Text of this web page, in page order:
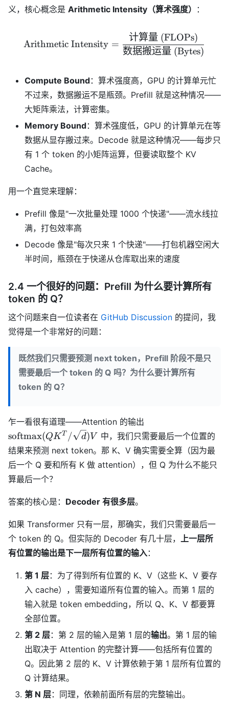
义，核心概念是 Arithmetic Intensity（算术强度） ：
\text{Arithmetic
Arithmetic Intensity =
数据搬运量 (Bytes)
计算量 (FLOPs)
Compute Bound：算术强度高，GPU 的计算单元忙
不过来，数据搬运不是瓶颈。Prefill 就是这种情况——
大矩阵乘法，计算密集。
Memory Bound：算术强度低，GPU 的计算单元在等
数据从显存搬过来。Decode 就是这种情况——每步只
有 1 个 token 的小矩阵运算，但要读取整个 KV
Cache。
用一个直觉来理解：
Prefill 像是"一次批量处理 1000 个快递"——流水线拉
满，打包效率高
Decode 像是"每次只来 1 个快递"——打包机器空闲大
半时间，瓶颈在于快递从仓库取出来的速度
2.4 一个很好的问题：Prefill 为什么要计算所有
token 的 Q？
这个问题来自一位读者在 GitHub Discussion 的提问，我
觉得是一个非常好的问题：
既然我们只需要预测 next token，Prefill 阶段不是只
需要最后一个 token 的 Q 吗？为什么要计算所有
token 的 Q？
乍一看很有道理——Attention 的输出
(QK^T /
\sqrt{d})V
softmax(QKT / d)V 中，我们只需要最后一个位置的
结果来预测 next token。那 K、V 确实需要全算（因为最
后一个 Q 要和所有 K 做 attention），但 Q 为什么不能只
算最后一个？
答案的核心是： Decoder 有很多层。
如果 Transformer 只有一层，那确实，我们只需要最后一
个 token 的 Q。但实际的 Decoder 有几十层，
上一层所
有位置的输出是下一层所有位置的输入：
第 1 层：为了得到所有位置的 K、V（这些 K、V 要存
入 cache），需要知道所有位置的输入。而第 1 层的
输入就是 token embedding，所以 Q、K、V 都要算
全部位置。
第 2 层：第 2 层的输入是第 1 层的输出。第 1 层的输
出取决于 Attention 的完整计算——包括所有位置的
Q。因此第 2 层的 K、V 计算依赖于第 1 层所有位置的
Q 计算结果。
第 N 层：同理，依赖前面所有层的完整输出。